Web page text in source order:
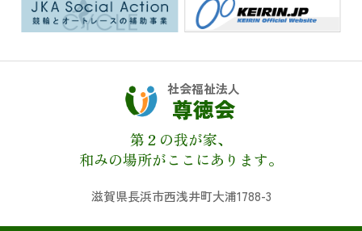
社会福祉法人
尊徳会
第２の我が家、
和みの場所がここにあります。
滋賀県長浜市西浅井町大浦1788-3